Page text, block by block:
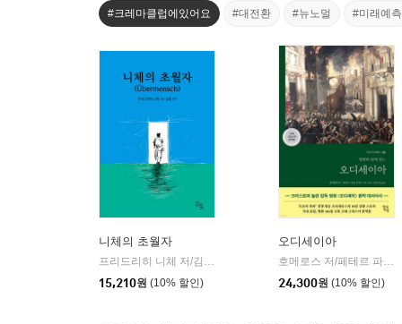
#크레마클럽에있어요 #대전환 #뉴노멀 #미래예측
니체의 초월자
프리드리히 니체 저/김철 편역
15,210원 (10% 할인)
오디세이아
호메로스 저/페테르 파울 루벤스 그림/박문재 역
24,300원 (10% 할인)